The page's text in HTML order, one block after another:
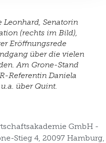
Senatorin
(rechts im Bild),
Eröffnungsrede
über die vielen
Am Grone-Stand
Referentin Daniela
über Quint.
GmbH -
Stieg 4, 20097 Hamburg,